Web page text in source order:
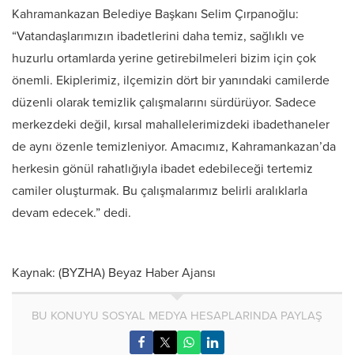
Kahramankazan Belediye Başkanı Selim Çırpanoğlu:
“Vatandaşlarımızın ibadetlerini daha temiz, sağlıklı ve
huzurlu ortamlarda yerine getirebilmeleri bizim için çok
önemli. Ekiplerimiz, ilçemizin dört bir yanındaki camilerde
düzenli olarak temizlik çalışmalarını sürdürüyor. Sadece
merkezdeki değil, kırsal mahallelerimizdeki ibadethaneler
de aynı özenle temizleniyor. Amacımız, Kahramankazan’da
herkesin gönül rahatlığıyla ibadet edebileceği tertemiz
camiler oluşturmak. Bu çalışmalarımız belirli aralıklarla
devam edecek.” dedi.
Kaynak: (BYZHA) Beyaz Haber Ajansı
BU KONUYU SOSYAL MEDYA HESAPLARINDA PAYLAŞ